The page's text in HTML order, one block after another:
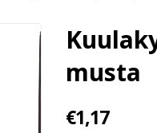
musta
€1,17